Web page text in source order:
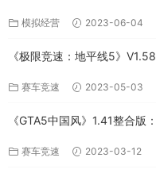
模拟经营 2023-06-04
《极限竞速：地平线5》
赛车竞速 2023-05-03
《GTA5中国风》1.41整合版
赛车竞速 2023-03-12